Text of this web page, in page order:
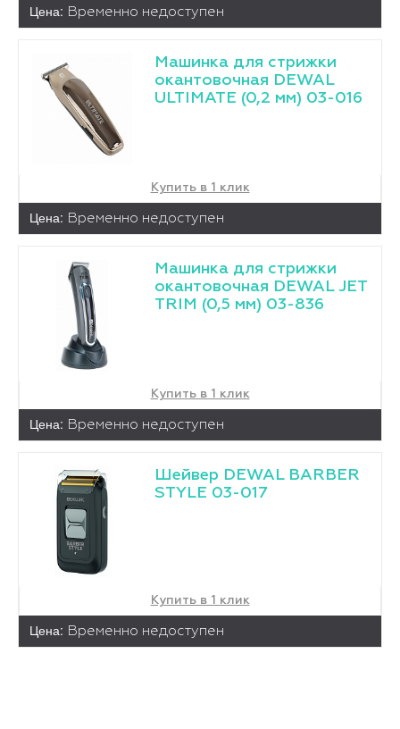
Цена: Временно недоступен
Машинка для стрижки
окантовочная DEWAL
ULTIMATE (0,2 мм) 03-016
Купить в 1 клик
Цена: Временно недоступен
Машинка для стрижки
окантовочная DEWAL JET
TRIM (0,5 мм) 03-836
Купить в 1 клик
Цена: Временно недоступен
Шейвер DEWAL BARBER
STYLE 03-017
Купить в 1 клик
Цена: Временно недоступен